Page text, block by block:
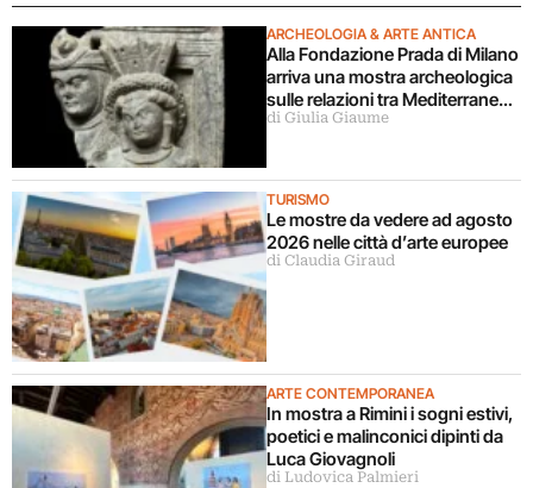
ARCHEOLOGIA & ARTE ANTICA
Alla Fondazione Prada di Milano
arriva una mostra archeologica
sulle relazioni tra Mediterraneo
e Asia
di Giulia Giaume
TURISMO
Le mostre da vedere ad agosto
2026 nelle città d’arte europee
di Claudia Giraud
ARTE CONTEMPORANEA
In mostra a Rimini i sogni estivi,
poetici e malinconici dipinti da
Luca Giovagnoli
di Ludovica Palmieri